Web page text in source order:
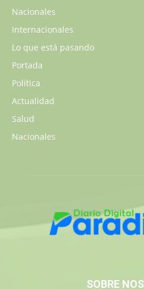
Nacionales
Internacionales
Lo que está pasando
Portada
Política
Actualidad
Salud
Nacionales
SOBRE